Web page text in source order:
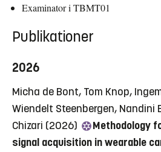
Examinator i TBMT01
Publikationer
2026
Micha de Bont, Tom Knop,
Wiendelt Steenbergen, Nandini
Chizari (2026)
Methodology
signal acquisition in wearable